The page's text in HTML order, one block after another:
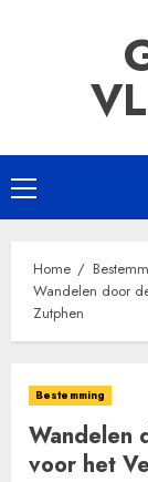
Primair
menu
Home
Wandelen door
Zutphen
Bestemming
Wandelen
voor het